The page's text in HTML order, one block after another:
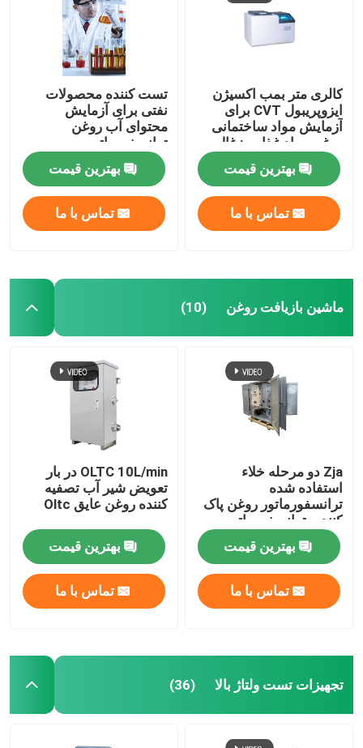
کالری متر بمب اکسیژن
ایزوپریبول CVT برای
آزمایش مواد ساختمانی
روغن مواد غذایی زغال
سنگ
بهترین قیمت
تماس با ما
تست کننده محصولات
نفتی برای آزمایش
محتوای آب روغن
ترانسفورماتور
بهترین قیمت
تماس با ما
ماشین بازیافت روغن (10)
Zja دو مرحله خلاء
استفاده شده
ترانسفورماتور روغن پاک
کننده، ترانسفورماتور
روغن بازیافت ماشین
بهترین قیمت
تماس با ما
OLTC 10L/min در بار
تعویض شیر آب تصفیه
کننده روغن عایق Oltc
بهترین قیمت
تماس با ما
تجهیزات تست ولتاژ بالا (36)